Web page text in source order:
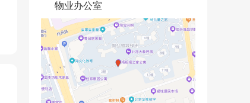
物业办公室